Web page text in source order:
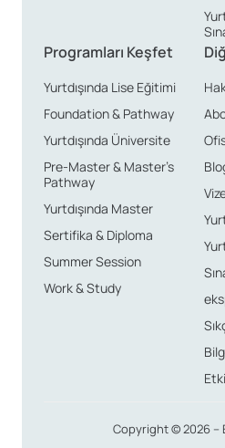
Programları Keşfet
Yurtdışında Lise Eğitimi
Foundation & Pathway
Yurtdışında Üniversite
Pre-Master & Master’s
Pathway
Yurtdışında Master
Sertifika & Diploma
Summer Session
Work & Study
Copyright © 2026 –